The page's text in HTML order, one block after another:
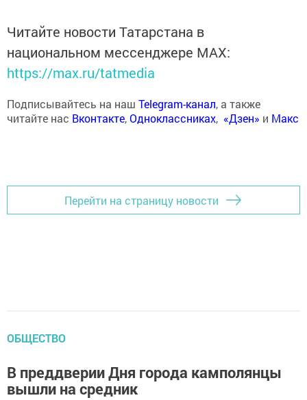
Читайте новости Татарстана в
национальном мессенджере MАХ:
https://max.ru/tatmedia
Подписывайтесь на наш Telegram-канал, а также
читайте нас Вконтакте,Одноклассниках, «Дзен» и Макс
Перейти на страницу новости
ОБЩЕСТВО
В преддверии Дня города камполянцы
вышли на средник